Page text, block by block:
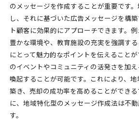
のメッセージを作成することが重要です
し、それに基づいた広告メッセージを構
ト顧客に効果的にアプローチできます。
豊かな環境や、教育施設の充実を強調す
にとって魅力的なポイントを伝えること
のイベントやコミュニティの活発さを加
喚起することが可能です。これにより、
築き、売却の成功率を高めることができ
に、地域特化型のメッセージ作成法は不
す。